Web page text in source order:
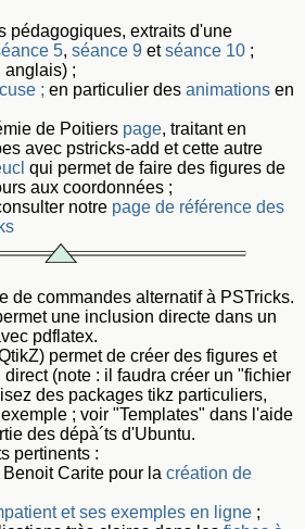
pédagogiques, extraits d'une
5, séance 9etséance 10;
;
; en particulier des animationsen
de Poitiers page, traitant en
avec pstricks-add et cette autre
qui permet de faire des figures de
aux coordonnées ;
notre page de référence des
de commandes alternatif à PSTricks.
une inclusion directe dans un
pdflatex.
permet de créer des figures et
(note : il faudra créer un "fichier
des packages tikz particuliers,
; voir "Templates" dans l'aide
des dépà´ts d'Ubuntu.
pertinents :
Carite pour la création de
et ses exemples en ligne;